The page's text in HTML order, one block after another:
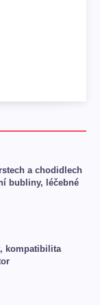
a chodidlech
bubliny, léčebné
kompatibilita